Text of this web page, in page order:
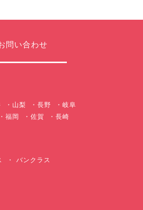
問い合わせ
山梨 長野
岐阜
福岡 佐賀
長崎
バンクラス